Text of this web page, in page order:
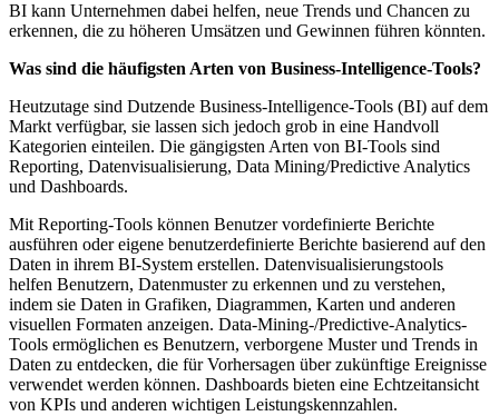
BI kann Unternehmen dabei helfen, neue Trends und Chancen zu
erkennen, die zu höheren Umsätzen und Gewinnen führen könnten.
Was sind die häufigsten Arten von Business-Intelligence-Tools?
Heutzutage sind Dutzende Business-Intelligence-Tools (BI) auf dem
Markt verfügbar, sie lassen sich jedoch grob in eine Handvoll
Kategorien einteilen. Die gängigsten Arten von BI-Tools sind
Reporting, Datenvisualisierung, Data Mining/Predictive Analytics
und Dashboards.
Mit Reporting-Tools können Benutzer vordefinierte Berichte
ausführen oder eigene benutzerdefinierte Berichte basierend auf den
Daten in ihrem BI-System erstellen. Datenvisualisierungstools
helfen Benutzern, Datenmuster zu erkennen und zu verstehen,
indem sie Daten in Grafiken, Diagrammen, Karten und anderen
visuellen Formaten anzeigen. Data-Mining-/Predictive-Analytics-
Tools ermöglichen es Benutzern, verborgene Muster und Trends in
Daten zu entdecken, die für Vorhersagen über zukünftige Ereignisse
verwendet werden können. Dashboards bieten eine Echtzeitansicht
von KPIs und anderen wichtigen Leistungskennzahlen.